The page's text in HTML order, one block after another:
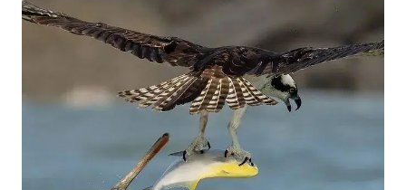
上海大部迎大暴雨
《龙餐馆》 冲奖
蒯曼挺进WTT横滨冠军赛女单四强